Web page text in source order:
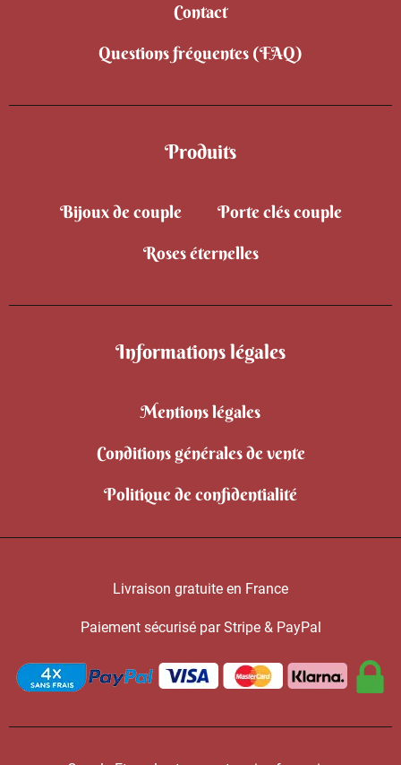
Contact
Questions fréquentes (FAQ)
Produits
Bijoux de couple
Porte clés couple
Roses éternelles
Informations légales
Mentions légales
Conditions générales de vente
Politique de confidentialité
Livraison gratuite en France
Paiement sécurisé par Stripe & PayPal